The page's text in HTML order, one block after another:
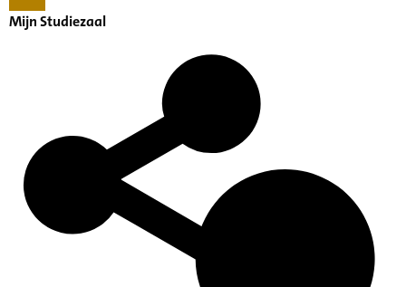
Mijn Studiezaal